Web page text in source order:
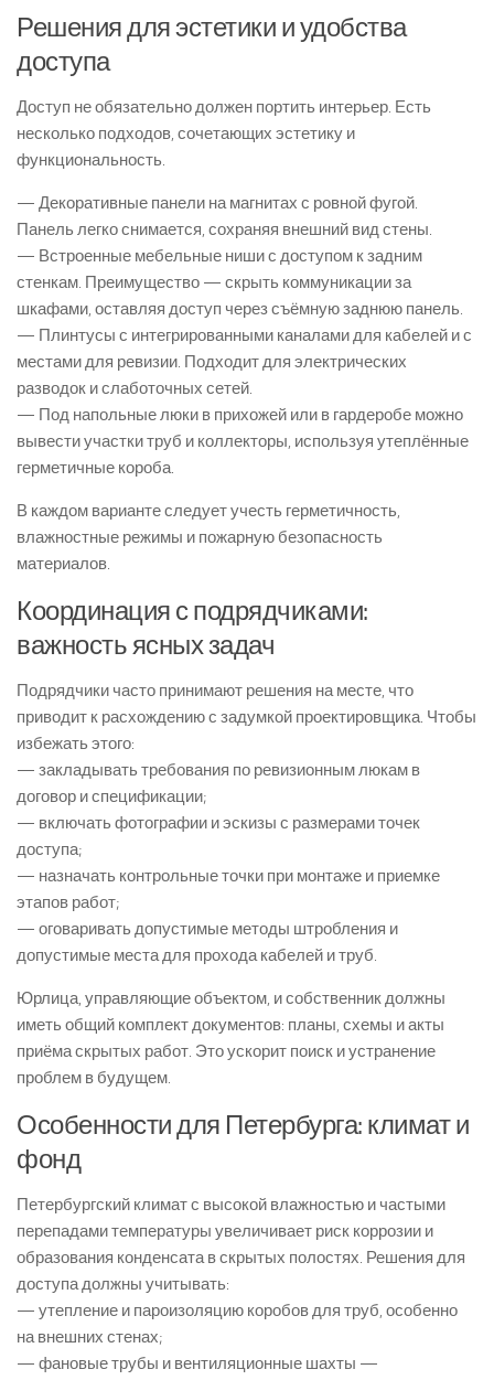
Решения для эстетики и удобства
доступа
Доступ не обязательно должен портить интерьер. Есть
несколько подходов, сочетающих эстетику и
функциональность.
— Декоративные панели на магнитах с ровной фугой.
Панель легко снимается, сохраняя внешний вид стены.
— Встроенные мебельные ниши с доступом к задним
стенкам. Преимущество — скрыть коммуникации за
шкафами, оставляя доступ через съёмную заднюю панель.
— Плинтусы с интегрированными каналами для кабелей и с
местами для ревизии. Подходит для электрических
разводок и слаботочных сетей.
— Под напольные люки в прихожей или в гардеробе можно
вывести участки труб и коллекторы, используя утеплённые
герметичные короба.
В каждом варианте следует учесть герметичность,
влажностные режимы и пожарную безопасность
материалов.
Координация с подрядчиками:
важность ясных задач
Подрядчики часто принимают решения на месте, что
приводит к расхождению с задумкой проектировщика. Чтобы
избежать этого:
— закладывать требования по ревизионным люкам в
договор и спецификации;
— включать фотографии и эскизы с размерами точек
доступа;
— назначать контрольные точки при монтаже и приемке
этапов работ;
— оговаривать допустимые методы штробления и
допустимые места для прохода кабелей и труб.
Юрлица, управляющие объектом, и собственник должны
иметь общий комплект документов: планы, схемы и акты
приёма скрытых работ. Это ускорит поиск и устранение
проблем в будущем.
Особенности для Петербурга: климат и
фонд
Петербургский климат с высокой влажностью и частыми
перепадами температуры увеличивает риск коррозии и
образования конденсата в скрытых полостях. Решения для
доступа должны учитывать:
— утепление и пароизоляцию коробов для труб, особенно
на внешних стенах;
— фановые трубы и вентиляционные шахты —